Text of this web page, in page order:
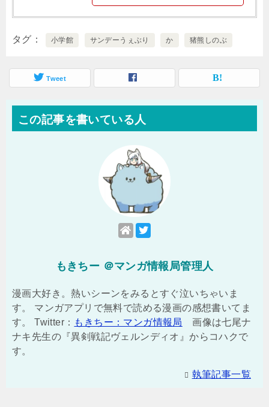
タグ 小学館 サンデーうぇぶり か 猪熊しのぶ
Tweet
この記事を書いている人
もきちー ＠マンガ情報局管理人
漫画大好き。熱いシーンをみるとすぐ泣いちゃいま
す。 マンガアプリで無料で読める漫画の感想書いてま
す。 Twitter： もきちー：マンガ情報局
画像は七尾ナ
ナキ先生の『異剣戦記ヴェルンディオ』からコハクで
す。
執筆記事一覧